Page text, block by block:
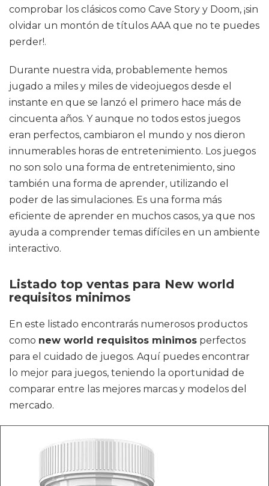
comprobar los clásicos como Cave Story y Doom, ¡sin
olvidar un montón de títulos AAA que no te puedes
perder!.
Durante nuestra vida, probablemente hemos
jugado a miles y miles de videojuegos desde el
instante en que se lanzó el primero hace más de
cincuenta años. Y aunque no todos estos juegos
eran perfectos, cambiaron el mundo y nos dieron
innumerables horas de entretenimiento. Los juegos
no son solo una forma de entretenimiento, sino
también una forma de aprender, utilizando el
poder de las simulaciones. Es una forma más
eficiente de aprender en muchos casos, ya que nos
ayuda a comprender temas difíciles en un ambiente
interactivo.
Listado top ventas para New world
requisitos minimos
En este listado encontrarás numerosos productos
como new world requisitos minimos perfectos
para el cuidado de juegos. Aquí puedes encontrar
lo mejor para juegos, teniendo la oportunidad de
comparar entre las mejores marcas y modelos del
mercado.